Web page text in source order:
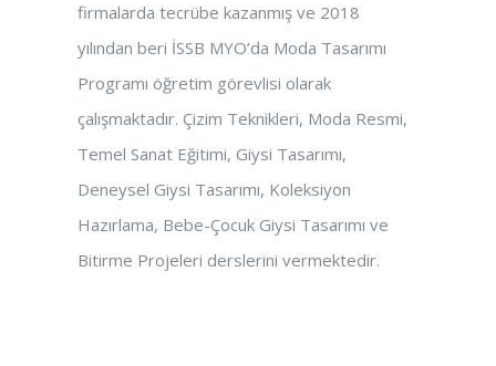
firmalarda tecrübe kazanmış ve 2018
yılından beri İSSB MYO’da Moda Tasarımı
Programı öğretim görevlisi olarak
çalışmaktadır. Çizim Teknikleri, Moda Resmi,
Temel Sanat Eğitimi, Giysi Tasarımı,
Deneysel Giysi Tasarımı, Koleksiyon
Hazırlama, Bebe-Çocuk Giysi Tasarımı ve
Bitirme Projeleri derslerini vermektedir.